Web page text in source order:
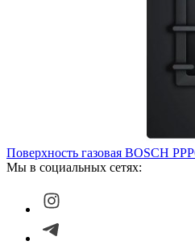
Поверхность газовая BOSCH
Мы в социальных сетях: